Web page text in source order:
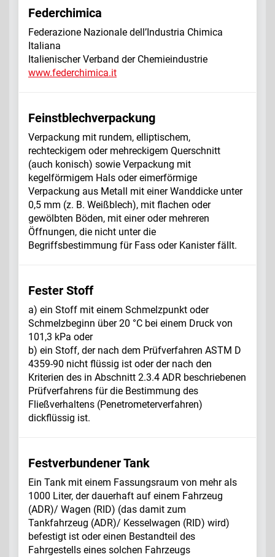
Federchimica
Federazione Nazionale dell’Industria Chimica
Italiana
Italienischer Verband der Chemieindustrie
www.federchimica.it
Feinstblechverpackung
Verpackung mit rundem, elliptischem,
rechteckigem oder mehreckigem Querschnitt
(auch konisch) sowie Verpackung mit
kegelförmigem Hals oder eimerförmige
Verpackung aus Metall mit einer Wanddicke unter
0,5 mm (z. B. Weißblech), mit flachen oder
gewölbten Böden, mit einer oder mehreren
Öffnungen, die nicht unter die
Begriffsbestimmung für Fass oder Kanister fällt.
Fester Stoff
a) ein Stoff mit einem Schmelzpunkt oder
Schmelzbeginn über 20 °C bei einem Druck von
101,3 kPa oder
b) ein Stoff, der nach dem Prüfverfahren ASTM D
4359-90 nicht flüssig ist oder der nach den
Kriterien des in Abschnitt 2.3.4 ADR beschriebenen
Prüfverfahrens für die Bestimmung des
Fließverhaltens (Penetrometerverfahren)
dickflüssig ist.
Festverbundener Tank
Ein Tank mit einem Fassungsraum von mehr als
1000 Liter, der dauerhaft auf einem Fahrzeug
(ADR)/ Wagen (RID) (das damit zum
Tankfahrzeug (ADR)/ Kesselwagen (RID) wird)
befestigt ist oder einen Bestandteil des
Fahrgestells eines solchen Fahrzeugs